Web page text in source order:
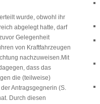
wurde, obwohl ihr
abgelegt hatte, darf
Gelegenheit
von Kraftfahrzeugen
nachzuweisen.Mit
dass das
die (teilweise)
Antragsgegnerin (S.
Durch diesen